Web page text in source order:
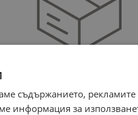
БИЛКОВИТА МЕНТА 50 г
съдържанието,
информация за